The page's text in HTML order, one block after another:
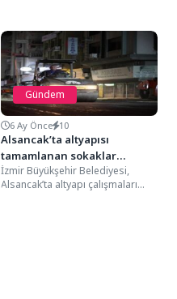
Gündem
6 Ay Önce 10
Alsancak’ta altyapısı
tamamlanan sokaklar
asfaltlanıyor
İzmir Büyükşehir Belediyesi,
Alsancak’ta altyapı çalışmaları